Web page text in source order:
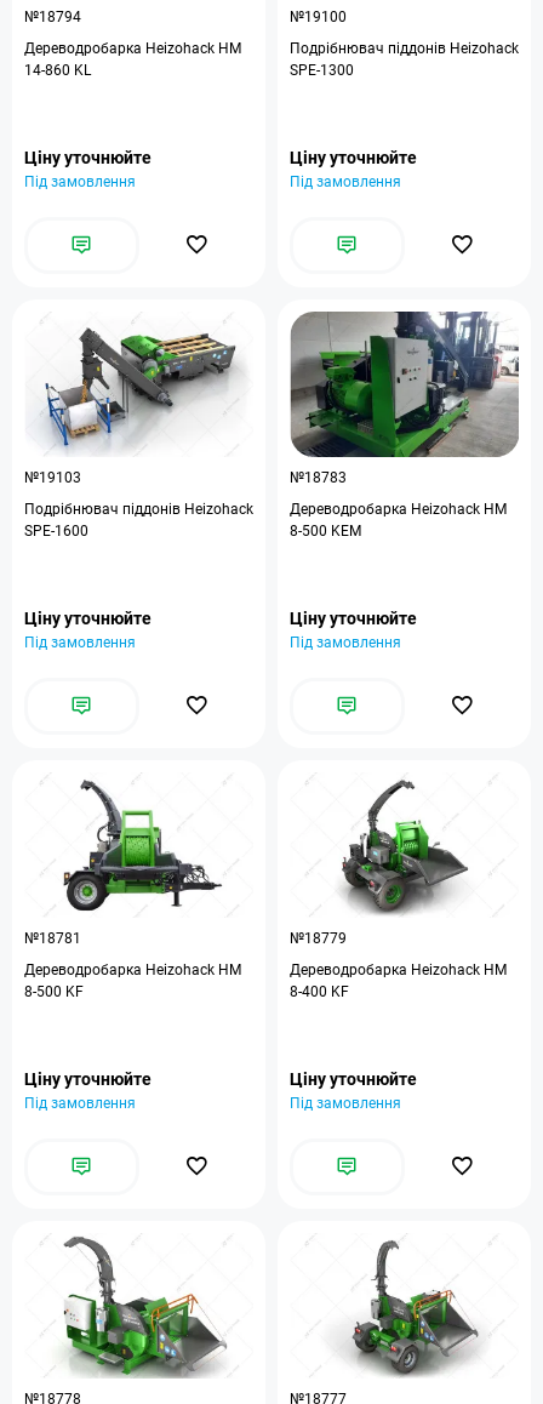
№18794
Дереводробарка Heizohack HM
14-860 KL
Ціну уточнюйте
Під замовлення
№19100
Подрібнювач піддонів Heizohack
SPE-1300
Ціну уточнюйте
Під замовлення
№19103
Подрібнювач піддонів Heizohack
SPE-1600
Ціну уточнюйте
Під замовлення
№18783
Дереводробарка Heizohack HM
8-500 KEM
Ціну уточнюйте
Під замовлення
№18781
Дереводробарка Heizohack HM
8-500 KF
Ціну уточнюйте
Під замовлення
№18779
Дереводробарка Heizohack HM
8-400 KF
Ціну уточнюйте
Під замовлення
№18778
№18777